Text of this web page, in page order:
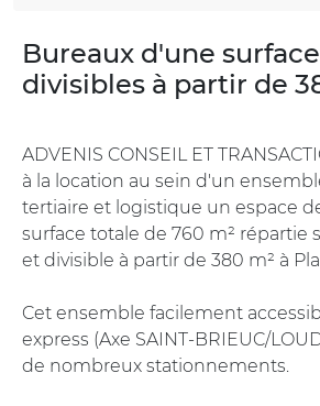
Bureaux d'une
divisibles à partir de
ADVENIS CONSEIL ET
à la location au sein d'un
tertiaire et logistique un espace
surface totale de 760 m² répartie
et divisible à partir de 380 m² à
Cet ensemble facilement
express (Axe SAINT-BRIEUC/
de nombreux stationnements.